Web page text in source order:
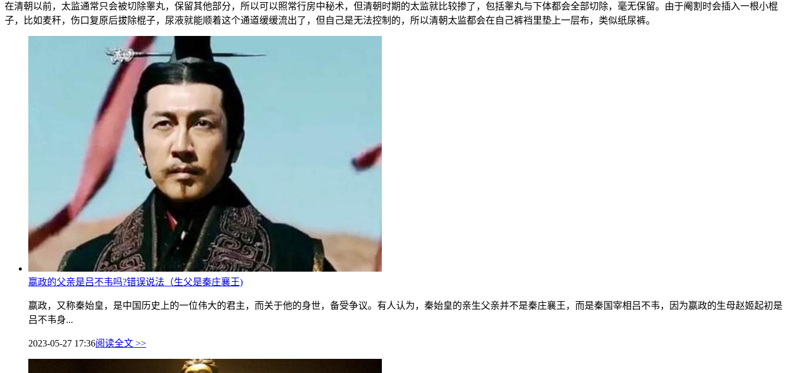
在清朝以前，太监通常只会被切除睾丸，保留其他部分，所以可以照常行房中秘术，但清朝时期的太监就比较掺了，包括睾丸与下体都会全部切除，毫无保留。由于阉割时会插入一根小棍
子，比如麦秆，伤口复原后拔除棍子，尿液就能顺着这个通道缓缓流出了，但自己是无法控制的，所以清朝太监都会在自己裤裆里垫上一层布，类似纸尿裤。
嬴政的父亲是吕不韦吗?错误说法（生父是秦庄襄王)
嬴政，又称秦始皇，是中国历史上的一位伟大的君主，而关于他的身世，备受争议。有人认为，秦始皇的亲生父亲并不是秦庄襄王，而是秦国宰相吕不韦，因为嬴政的生母赵姬起初是
吕不韦身...
2023-05-27 17:36阅读全文 >>